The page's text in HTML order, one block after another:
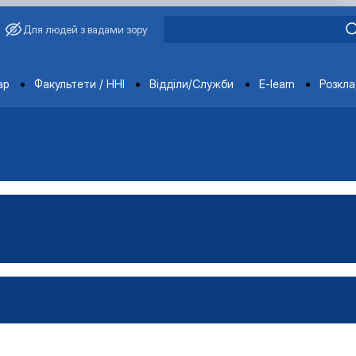
Для людей з вадами зору
Факультети / ННІ Відділи/Служби E-learn